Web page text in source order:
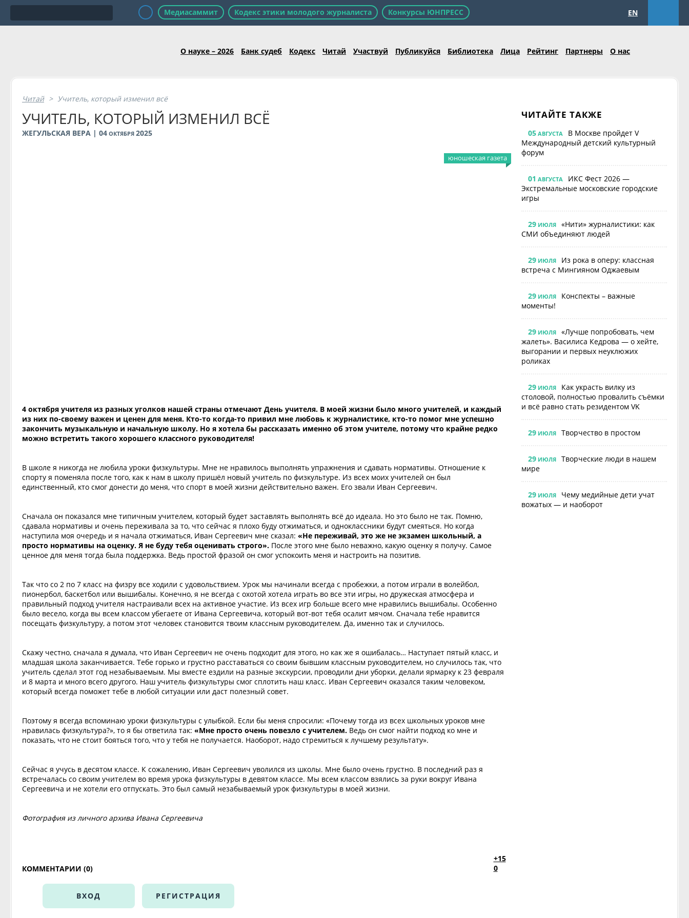
Медиасаммит Кодекс этики молодого журналиста Конкурсы ЮНПРЕСС EN
О науке – 2026 Банк судеб Кодекс Читай Участвуй Публикуйся Библиотека Лица Рейтинг Партнеры О нас
Читай > Учитель, который изменил всё
УЧИТЕЛЬ, КОТОРЫЙ ИЗМЕНИЛ ВСЁ
ЖЕГУЛЬСКАЯ ВЕРА | 04 ОКТЯБРЯ 2025
юношеская газета
4 октября учителя из разных уголков нашей страны отмечают День учителя. В моей жизни было много учителей, и каждый
из них по-своему важен и ценен для меня. Кто-то когда-то привил мне любовь к журналистике, кто-то помог мне успешно
закончить музыкальную и начальную школу. Но я хотела бы рассказать именно об этом учителе, потому что крайне редко
можно встретить такого хорошего классного руководителя!
В школе я никогда не любила уроки физкультуры. Мне не нравилось выполнять упражнения и сдавать нормативы. Отношение к
спорту я поменяла после того, как к нам в школу пришёл новый учитель по физкультуре. Из всех моих учителей он был
единственный, кто смог донести до меня, что спорт в моей жизни действительно важен. Его звали Иван Сергеевич.
Сначала он показался мне типичным учителем, который будет заставлять выполнять всё до идеала. Но это было не так. Помню,
сдавала нормативы и очень переживала за то, что сейчас я плохо буду отжиматься, и одноклассники будут смеяться. Но когда
наступила моя очередь и я начала отжиматься, Иван Сергеевич мне сказал: «Не переживай, это же не экзамен школьный, а
просто нормативы на оценку. Я не буду тебя оценивать строго». После этого мне было неважно, какую оценку я получу. Самое
ценное для меня тогда была поддержка. Ведь простой фразой он смог успокоить меня и настроить на позитив.
Так что со 2 по 7 класс на физру все ходили с удовольствием. Урок мы начинали всегда с пробежки, а потом играли в волейбол,
пионербол, баскетбол или вышибалы. Конечно, я не всегда с охотой хотела играть во все эти игры, но дружеская атмосфера и
правильный подход учителя настраивали всех на активное участие. Из всех игр больше всего мне нравились вышибалы. Особенно
было весело, когда вы всем классом убегаете от Ивана Сергеевича, который вот-вот тебя осалит мячом. Сначала тебе нравится
посещать физкультуру, а потом этот человек становится твоим классным руководителем. Да, именно так и случилось.
Скажу честно, сначала я думала, что Иван Сергеевич не очень подходит для этого, но как же я ошибалась… Наступает пятый класс, и
младшая школа заканчивается. Тебе горько и грустно расставаться со своим бывшим классным руководителем, но случилось так, что
учитель сделал этот год незабываемым. Мы вместе ездили на разные экскурсии, проводили дни уборки, делали ярмарку к 23 февраля
и 8 марта и много всего другого. Наш учитель физкультуры смог сплотить наш класс. Иван Сергеевич оказался таким человеком,
который всегда поможет тебе в любой ситуации или даст полезный совет.
Поэтому я всегда вспоминаю уроки физкультуры с улыбкой. Если бы меня спросили: «Почему тогда из всех школьных уроков мне
нравилась физкультура?», то я бы ответила так: «Мне просто очень повезло с учителем. Ведь он смог найти подход ко мне и
показать, что не стоит бояться того, что у тебя не получается. Наоборот, надо стремиться к лучшему результату».
Сейчас я учусь в десятом классе. К сожалению, Иван Сергеевич уволился из школы. Мне было очень грустно. В последний раз я
встречалась со своим учителем во время урока физкультуры в девятом классе. Мы всем классом взялись за руки вокруг Ивана
Сергеевича и не хотели его отпускать. Это был самый незабываемый урок физкультуры в моей жизни.
Фотография из личного архива Ивана Сергеевича
+15
0
КОММЕНТАРИИ (0)
ВХОД РЕГИСТРАЦИЯ
ЧИТАЙТЕ ТАКЖЕ
05АВГУСТА
В Москве пройдет V
Международный детский культурный
форум
01 АВГУСТА
ИКС Фест 2026 —
Экстремальные московские городские
игры
29ИЮЛЯ
«Нити» журналистики: как
СМИ объединяют людей
29ИЮЛЯ
Из рока в оперу: классная
встреча с Мингияном Оджаевым
29ИЮЛЯ
Конспекты – важные
моменты!
29ИЮЛЯ
«Лучше попробовать, чем
жалеть». Василиса Кедрова — о хейте,
выгорании и первых неуклюжих
роликах
29ИЮЛЯ
Как украсть вилку из
столовой, полностью провалить съёмки
и всё равно стать резидентом VK
29ИЮЛЯ Творчество в простом
29ИЮЛЯ
Творческие люди в нашем
мире
29ИЮЛЯ
Чему медийные дети учат
вожатых — и наоборот